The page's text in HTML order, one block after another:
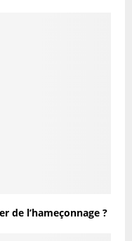
de l’hameçonnage ?